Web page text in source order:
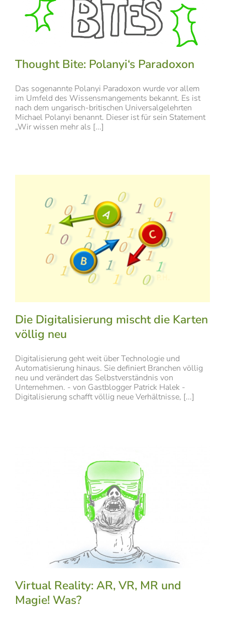
Thought Bite: Polanyi‘s Paradoxon
Das sogenannte Polanyi Paradoxon wurde vor allem
im Umfeld des Wissensmangements bekannt. Es ist
nach dem ungarisch-britischen Universalgelehrten
Michael Polanyi benannt. Dieser ist für sein Statement
„Wir wissen mehr als [...]
Die Digitalisierung mischt die Karten
völlig neu
Digitalisierung geht weit über Technologie und
Automatisierung hinaus. Sie definiert Branchen völlig
neu und verändert das Selbstverständnis von
Unternehmen. - von Gastblogger Patrick Halek -
Digitalisierung schafft völlig neue Verhältnisse, [...]
Virtual Reality: AR, VR, MR und
Magie! Was?